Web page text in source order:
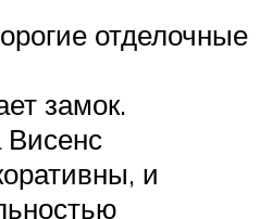
отделочные
замок.
и